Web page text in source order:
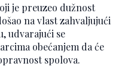
je preuzeo dužnost
na vlast zahvaljujući
udvarajući se
obećanjem da će
spolova.